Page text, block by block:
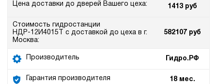
Цена доставки до дверей Вашего цеха: 1413 руб
Стоимость гидростанции
НДР-12И4015Т с доставкой до цеха в г.
Москва:
582107 руб
Производитель Гидро.РФ
Гарантия производителя 18 мес.